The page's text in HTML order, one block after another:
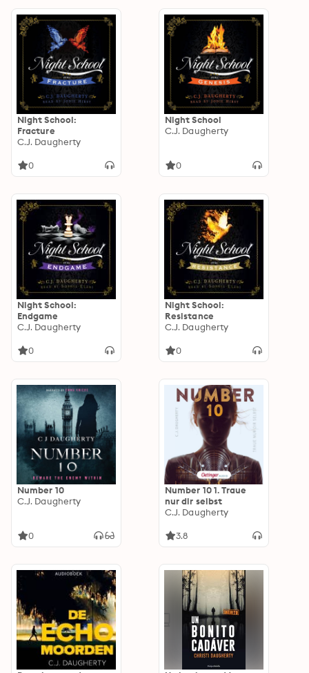
Night School:
Fracture
C.J. Daugherty
0
Night School
C.J. Daugherty
0
Night School:
Endgame
C.J. Daugherty
0
Night School:
Resistance
C.J. Daugherty
0
Number 10
C.J. Daugherty
0
Number 10 1. Traue
nur dir selbst
C.J. Daugherty
3.8